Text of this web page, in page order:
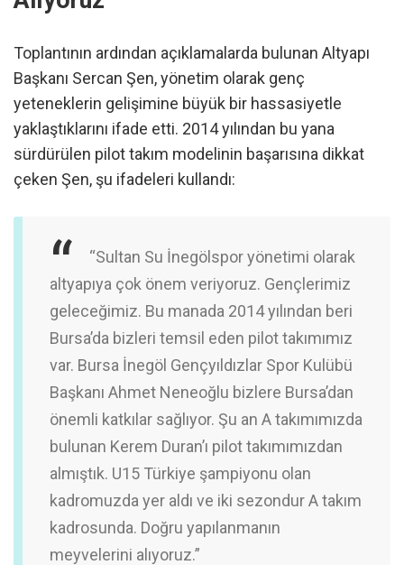
Toplantının ardından açıklamalarda bulunan Altyapı
Başkanı Sercan Şen, yönetim olarak genç
yeteneklerin gelişimine büyük bir hassasiyetle
yaklaştıklarını ifade etti. 2014 yılından bu yana
sürdürülen pilot takım modelinin başarısına dikkat
çeken Şen, şu ifadeleri kullandı:
“Sultan Su İnegölspor yönetimi olarak
altyapıya çok önem veriyoruz. Gençlerimiz
geleceğimiz. Bu manada 2014 yılından beri
Bursa’da bizleri temsil eden pilot takımımız
var. Bursa İnegöl Gençyıldızlar Spor Kulübü
Başkanı Ahmet Neneoğlu bizlere Bursa’dan
önemli katkılar sağlıyor. Şu an A takımımızda
bulunan Kerem Duran’ı pilot takımımızdan
almıştık. U15 Türkiye şampiyonu olan
kadromuzda yer aldı ve iki sezondur A takım
kadrosunda. Doğru yapılanmanın
meyvelerini alıyoruz.”